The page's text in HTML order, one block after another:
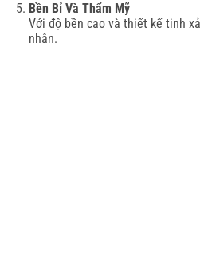
Bền Bỉ Và Thẩm Mỹ
Với độ bền cao và thiết kế tinh
nhân.